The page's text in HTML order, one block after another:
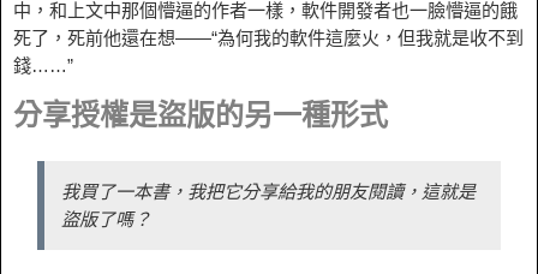
中，和上文中那個懵逼的作者一樣，軟件開發者也一臉懵逼的餓
死了，死前他還在想——“為何我的軟件這麼火，但我就是收不到
錢……”
分享授權是盜版的另一種形式
我買了一本書，我把它分享給我的朋友閱讀，這就是
盜版了嗎？